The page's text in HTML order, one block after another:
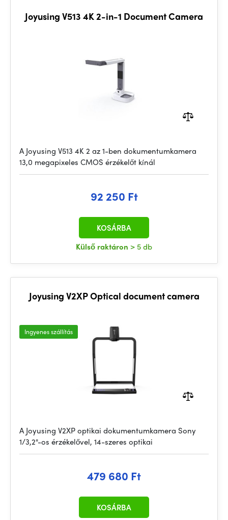
Joyusing V513 4K 2-in-1 Document Camera
A Joyusing V513 4K 2 az 1-ben dokumentumkamera
13,0 megapixeles CMOS érzékelőt kínál
92 250 Ft
Külső raktáron > 5 db
KOSÁRBA
Joyusing V2XP Optical document camera
Ingyenes szállítás
A Joyusing V2XP optikai dokumentumkamera Sony
1/3,2"-os érzékelővel, 14-szeres optikai
479 680 Ft
KOSÁRBA